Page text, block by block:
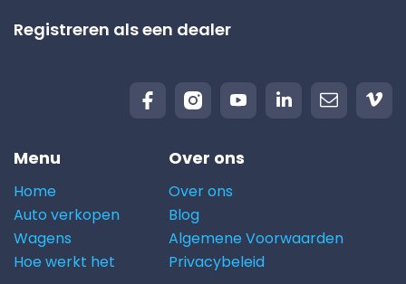
Registreren als een dealer
Menu
Home
Auto verkopen
Wagens
Hoe werkt het
Over ons
Over ons
Blog
Algemene Voorwaarden
Privacybeleid